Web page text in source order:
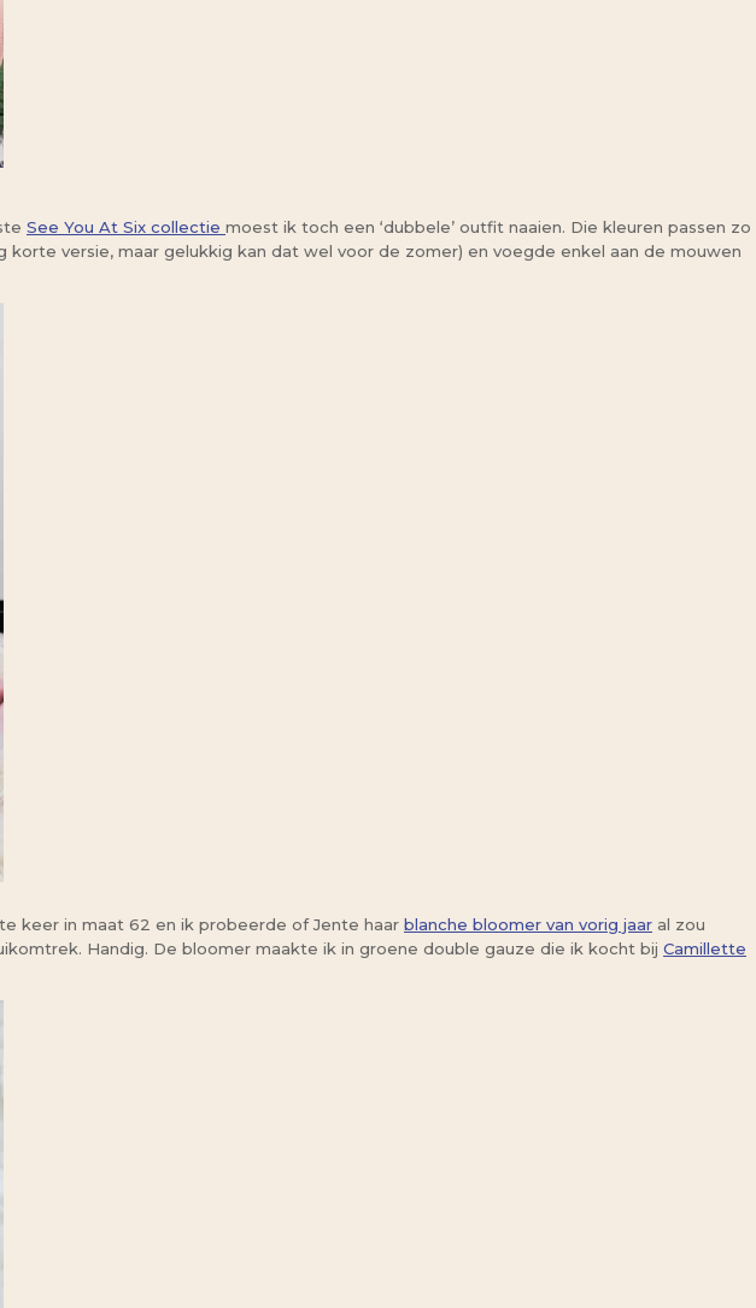
See You At Six collectie moest ik toch een ‘dubbele’ outfit naaien. Die kleuren passen zo
versie, maar gelukkig kan dat wel voor de zomer) en voegde enkel aan de mouwen
keer in maat 62 en ik probeerde of Jente haar blanche bloomer van vorig jaar al zou
Handig. De bloomer maakte ik in groene double gauze die ik kocht bij Camillette